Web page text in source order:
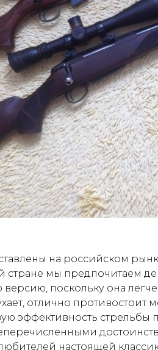
на российском
стране мы предпочитаем
версию, поскольку она
отлично
эффективность
настоящей